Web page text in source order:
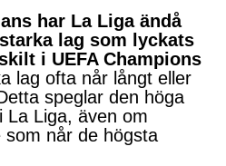
har La Liga ändå
lag som lyckats
i UEFA Champions
lag ofta når långt eller
speglar den höga
La Liga, även om
når de högsta